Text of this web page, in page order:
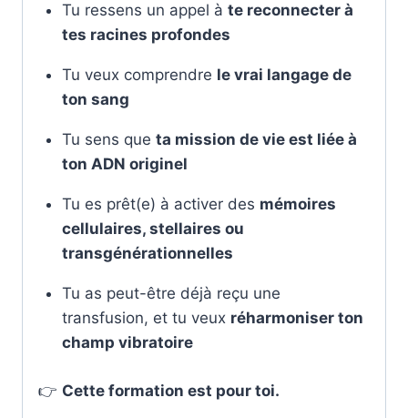
Tu ressens un appel à te reconnecter à
tes racines profondes
Tu veux comprendre le vrai langage de
ton sang
Tu sens que ta mission de vie est liée à
ton ADN originel
Tu es prêt(e) à activer des mémoires
cellulaires, stellaires ou
transgénérationnelles
Tu as peut-être déjà reçu une
transfusion, et tu veux réharmoniser ton
champ vibratoire
👉 Cette formation est pour toi.